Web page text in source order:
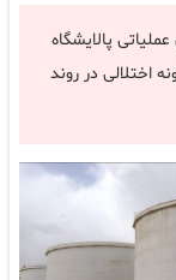
پالایشگاه
اختلالی در روند